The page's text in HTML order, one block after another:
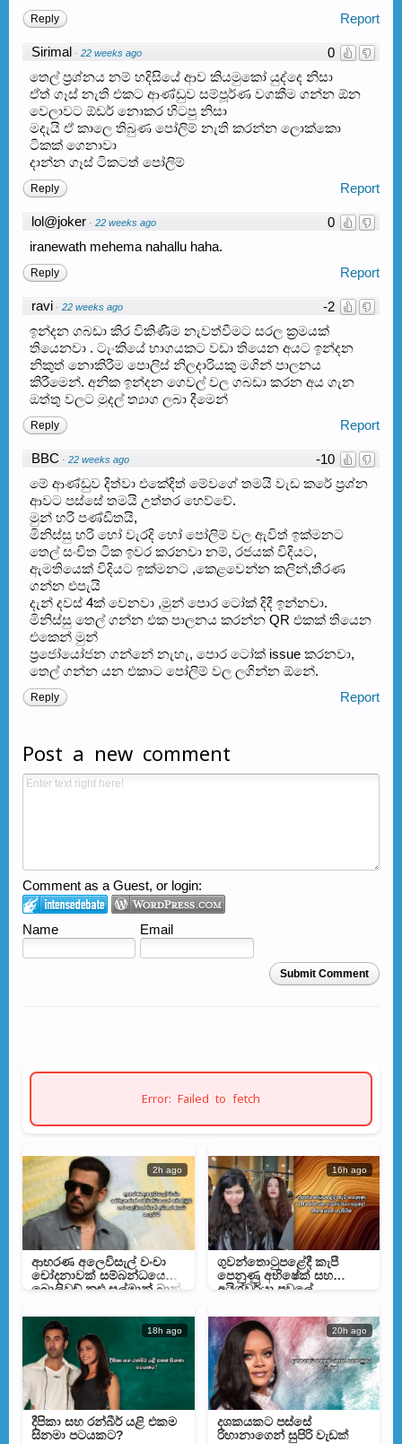
Report
Reply
0
Sirimal · 22 weeks ago
තෙල් ප්‍රශ්නය නම් හදිසියේ ආව කියමුකෝ යුද්දෙ නිසා
ඒත් ගෑස් නැති එකට ආණ්ඩුව සම්පූර්ණ වගකීම ගන්න ඕන
වෙලාවට ඕඩර් නොකර හිටපු නිසා
මදැයි ඒ කාලෙ තිබුණ පෝලිම් නැති කරන්න ලොක්කො
ටිකක් ගෙනාවා
දාන්න ගෑස් ටිකටත් පෝලිම්
Report
Reply
0
lol@joker · 22 weeks ago
iranewath mehema nahallu haha.
Report
Reply
-2
ravi · 22 weeks ago
ඉන්දන ගබඩා කිර විකිණීම නැවත්වීමට සරල ක්‍රමයක්
තියෙනවා . ටැංකියේ භාගයකට වඩා තියෙන අයට ඉන්දන
නිකුත් නොකිරීම පොලිස් නිලදාරියකු මගින් පාලනය
කිරීමෙන්. අනික ඉන්දන ගෙවල් වල ගබඩා කරන අය ගැන
ඔත්තු වලට මුදල් ත්‍යාග ලබා දීමෙන්
Report
Reply
-10
BBC · 22 weeks ago
මේ ආණ්ඩුව දිත්වා එකේදිත් මේවගේ තමයි වැඩ කරේ ප්‍රශ්න
ආවට පස්සේ තමයි උත්තර හෙව්වේ.
මුන් හරි පණ්ඩිතයි,
මිනිස්සු හරි හෝ වැරදි හෝ පෝලිම් වල ඇවිත් ඉක්මනට
තෙල් සංචිත ටික ඉවර කරනවා නම්, රජයක් විදියට,
ඇමතියෙක් විදියට ඉක්මනට ,කෙළවෙන්න කලින්,තීරණ
ගන්න එපැයි
දැන් දවස් 4ක් වෙනවා ,මුන් පොර ටෝක් දිදී ඉන්නවා.
මිනිස්සු තෙල් ගන්න එක පාලනය කරන්න QR එකක් තියෙන
එකෙන් මුන්
ප්‍රජෝයෝජන ගන්නේ නැහැ, පොර ටෝක් issue කරනවා,
තෙල් ගන්න යන එකාට පෝලිම් වල ලගින්න ඕනේ.
Report
Reply
Post a new comment
Comment as a Guest, or login:
Name Email
Submit Comment
Error: Failed to fetch
2h ago
ආභරණ අලෙවිසැල් වංචා
චෝදනාවක් සම්බන්ධයෙන්
බොලිවුඩ් නළු සල්මාන් ඛාන්
16h ago
ගුවන්තොටුපළේදී කැපී
පෙනුණු අභිෂේක් සහ
අයිශ්වර්යා පවුලේ
18h ago
දීපිකා සහ රන්බීර් යළි එකම
සිනමා පටයකට?
20h ago
දශකයකට පස්සේ
රිහානාගෙන් සුපිරි වැඩක්